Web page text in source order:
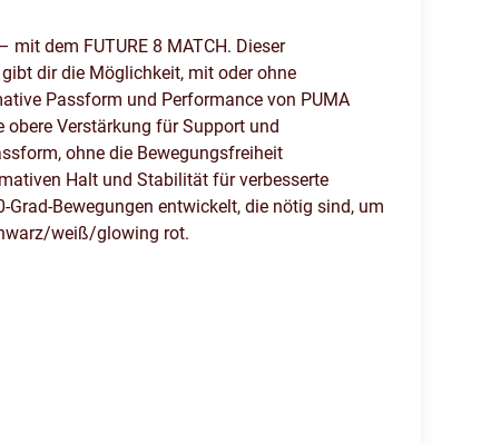
dem FUTURE 8 MATCH. Dieser
dir die Möglichkeit, mit oder ohne
Passform und Performance von PUMA
obere Verstärkung für Support und
ohne die Bewegungsfreiheit
Halt und Stabilität für verbesserte
Bewegungen entwickelt, die nötig sind, um
weiß/glowing rot.